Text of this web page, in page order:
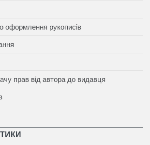
оформлення рукописів
прав від автора до видавця